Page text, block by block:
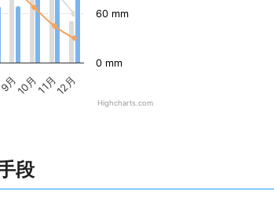
9月10月11月12月
0 mm
60 mm
Highcharts.com
段